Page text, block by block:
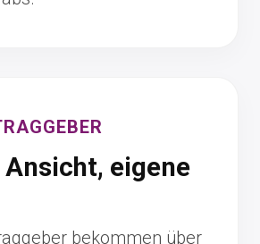
Ansicht, eigene
bekommen über